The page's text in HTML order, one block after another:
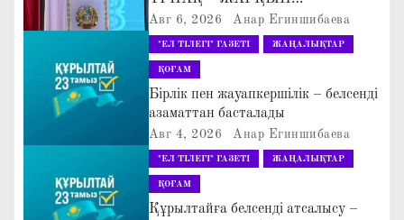
п
а
БОЛАШАҚ» АТТЫ
КЕҢЕЙТІЛГЕН МӘЖІЛІС ӨТТІ
Авг 6, 2026 Анар Егиншибаева
"ЕЛ ТІЛЕГІ" ГАЗЕТІ ЖАҢАЛЫҚТАР
ҚОҒАМ
Бірлік пен жауапкершілік – белсенді
азаматтан басталады
Авг 4, 2026 Анар Егиншибаева
"ЕЛ ТІЛЕГІ" ГАЗЕТІ ЖАҢАЛЫҚТАР
ҚОҒАМ
Құрылтайға белсенді атсалысу –